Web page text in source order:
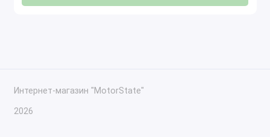
Интернет-магазин "MotorState"
2026